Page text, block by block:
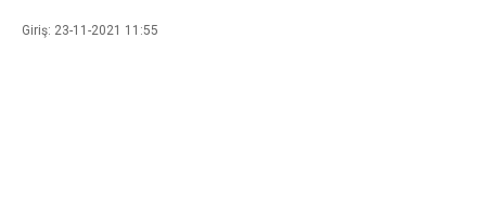
Giriş: 23-11-2021 11:55